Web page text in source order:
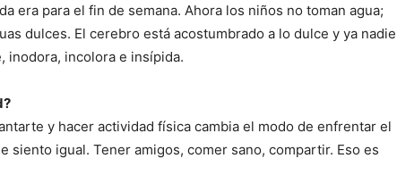
era para el fin de semana. Ahora los niños no toman agua;
dulces. El cerebro está acostumbrado a lo dulce y ya nadie
inodora, incolora e insípida.
y hacer actividad física cambia el modo de enfrentar el
siento igual. Tener amigos, comer sano, compartir. Eso es